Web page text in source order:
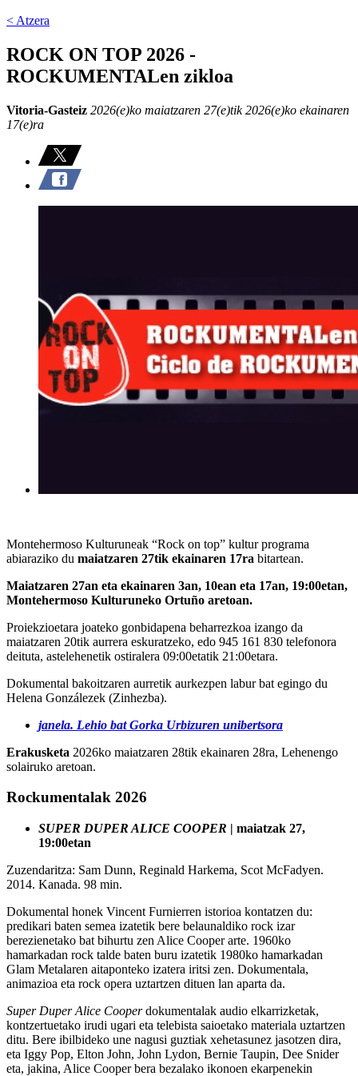
< Atzera
ROCK ON TOP 2026 -
ROCKUMENTALen zikloa
Vitoria-Gasteiz 2026(e)ko maiatzaren 27(e)tik 2026(e)ko ekainaren
17(e)ra
Montehermoso Kulturuneak “Rock on top” kultur programa
abiaraziko du maiatzaren 27tik ekainaren 17ra bitartean.
Maiatzaren 27an eta ekainaren 3an, 10ean eta 17an, 19:00etan,
Montehermoso Kulturuneko Ortuño aretoan.
Proiekzioetara joateko gonbidapena beharrezkoa izango da
maiatzaren 20tik aurrera eskuratzeko, edo 945 161 830 telefonora
deituta, astelehenetik ostiralera 09:00etatik 21:00etara.
Dokumental bakoitzaren aurretik aurkezpen labur bat egingo du
Helena Gonzálezek (Zinhezba).
janela. Lehio bat Gorka Urbizuren unibertsora
Erakusketa 2026ko maiatzaren 28tik ekainaren 28ra, Lehenengo
solairuko aretoan.
Rockumentalak 2026
SUPER DUPER ALICE COOPER | maiatzak 27,
19:00etan
Zuzendaritza: Sam Dunn, Reginald Harkema, Scot McFadyen.
2014. Kanada. 98 min.
Dokumental honek Vincent Furnierren istorioa kontatzen du:
predikari baten semea izatetik bere belaunaldiko rock izar
berezienetako bat bihurtu zen Alice Cooper arte. 1960ko
hamarkadan rock talde baten buru izatetik 1980ko hamarkadan
Glam Metalaren aitaponteko izatera iritsi zen. Dokumentala,
animazioa eta rock opera uztartzen dituen lan aparta da.
Super Duper Alice Cooperdokumentalak audio elkarrizketak,
kontzertuetako irudi ugari eta telebista saioetako materiala uztartzen
ditu. Bere ibilbideko une nagusi guztiak xehetasunez jasotzen dira,
eta Iggy Pop, Elton John, John Lydon, Bernie Taupin, Dee Snider
eta, jakina, Alice Cooper bera bezalako ikonoen ekarpenekin